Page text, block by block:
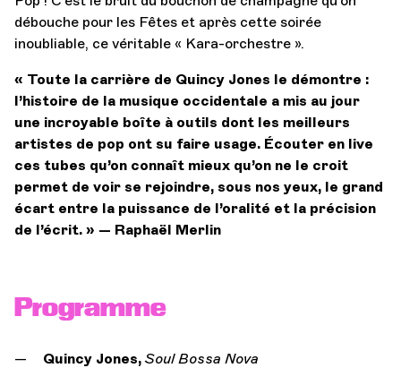
débouche pour les Fêtes et après cette soirée
inoubliable, ce véritable « Kara-orchestre ».
« Toute la carrière de Quincy Jones le démontre :
l’histoire de la musique occidentale a mis au jour
une incroyable boîte à outils dont les meilleurs
artistes de pop ont su faire usage. Écouter en live
ces tubes qu’on connaît mieux qu’on ne le croit
permet de voir se rejoindre, sous nos yeux, le grand
écart entre la puissance de l’oralité et la précision
de l’écrit. » — Raphaël Merlin
Programme
Quincy Jones, Soul Bossa Nova